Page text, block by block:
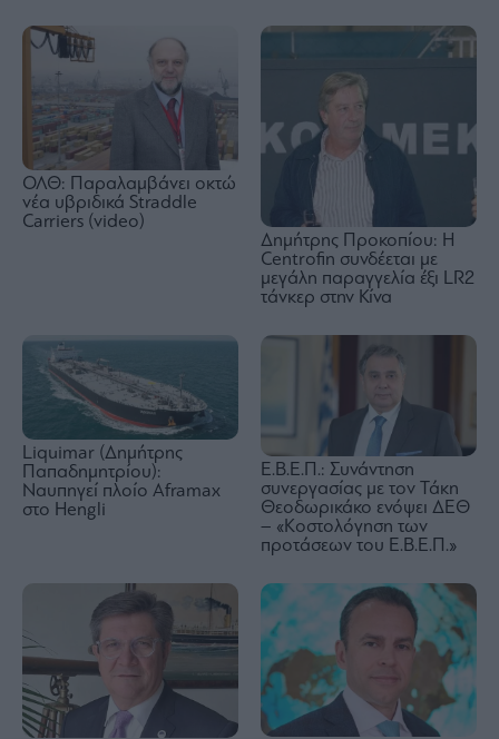
ΟΛΘ: Παραλαμβάνει οκτώ
νέα υβριδικά Straddle
Carriers (video)
Δημήτρης Προκοπίου: Η
Centrofin συνδέεται με
μεγάλη παραγγελία έξι LR2
τάνκερ στην Κίνα
Liquimar (Δημήτρης
Παπαδημητρίου):
Ναυπηγεί πλοίο Aframax
στο Hengli
Ε.Β.Ε.Π.: Συνάντηση
συνεργασίας με τον Τάκη
Θεοδωρικάκο ενόψει ΔΕΘ
– «Κοστολόγηση των
προτάσεων του Ε.Β.Ε.Π.»